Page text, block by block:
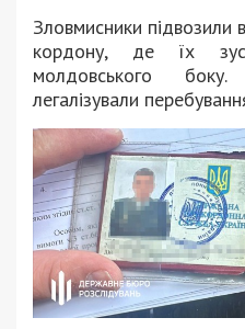
Зловмисники підвозили
кордону, де їх
молдовського
легалізували